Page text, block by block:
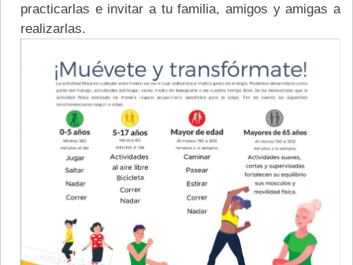
practicarlas e invitar a tu familia, amigos y amigas a
realizarlas.